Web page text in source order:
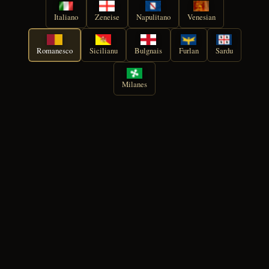
Italiano Zeneise Napulitano Venesian
Romanesco Sicilianu Bulgnais Furlan Sardu
Milanes